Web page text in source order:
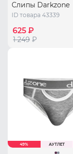
Слипы Darkzone
ID товара 43339
625 ₽
1 249 ₽
49% АУТЛЕТ